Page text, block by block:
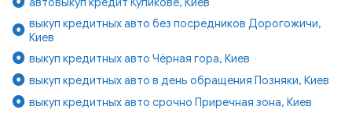
выкуп кредитных авто без посредников Дорогожичи,
Киев
выкуп кредитных авто Чёрная гора, Киев
выкуп кредитных авто в день обращения Позняки, Киев
выкуп кредитных авто срочно Приречная зона, Киев